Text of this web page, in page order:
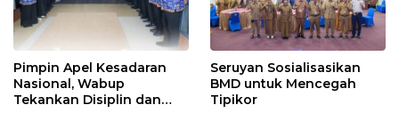
Pimpin Apel Kesadaran
Nasional, Wabup
Tekankan Disiplin dan
Seruyan Sosialisasikan
BMD untuk Mencegah
Tipikor